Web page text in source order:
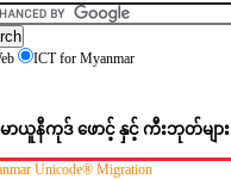
ICT for Myanmar
မာယူနီကုဒ် ဖောင့် နှင့် ကီးဘုတ်များ
Unicode® Migration